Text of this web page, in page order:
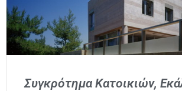
Συγκρότημα Κατοικιών,